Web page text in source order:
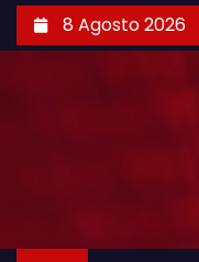
8 Agosto 2026